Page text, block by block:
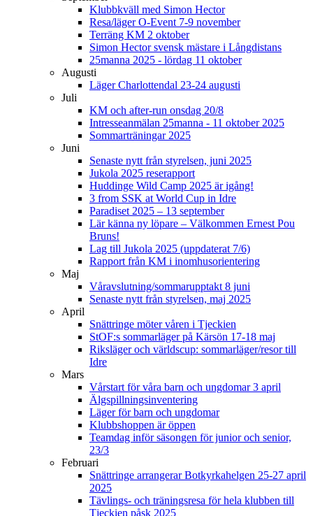
Klubbkväll med Simon Hector
Resa/läger O-Event 7-9 november
Terräng KM 2 oktober
Simon Hector svensk mästare i Långdistans
25manna 2025 - lördag 11 oktober
Augusti
Läger Charlottendal 23-24 augusti
Juli
KM och after-run onsdag 20/8
Intresseanmälan 25manna - 11 oktober 2025
Sommarträningar 2025
Juni
Senaste nytt från styrelsen, juni 2025
Jukola 2025 reserapport
Huddinge Wild Camp 2025 är igång!
3 from SSK at World Cup in Idre
Paradiset 2025 – 13 september
Lär känna ny löpare – Välkommen Ernest Pou
Bruns!
Lag till Jukola 2025 (uppdaterat 7/6)
Rapport från KM i inomhusorientering
Maj
Våravslutning/sommarupptakt 8 juni
Senaste nytt från styrelsen, maj 2025
April
Snättringe möter våren i Tjeckien
StOF:s sommarläger på Kärsön 17-18 maj
Riksläger och världscup: sommarläger/resor till
Idre
Mars
Vårstart för våra barn och ungdomar 3 april
Älgspillningsinventering
Läger för barn och ungdomar
Klubbshoppen är öppen
Teamdag inför säsongen för junior och senior,
23/3
Februari
Snättringe arrangerar Botkyrkahelgen 25-27 april
2025
Tävlings- och träningsresa för hela klubben till
Tjeckien påsk 2025